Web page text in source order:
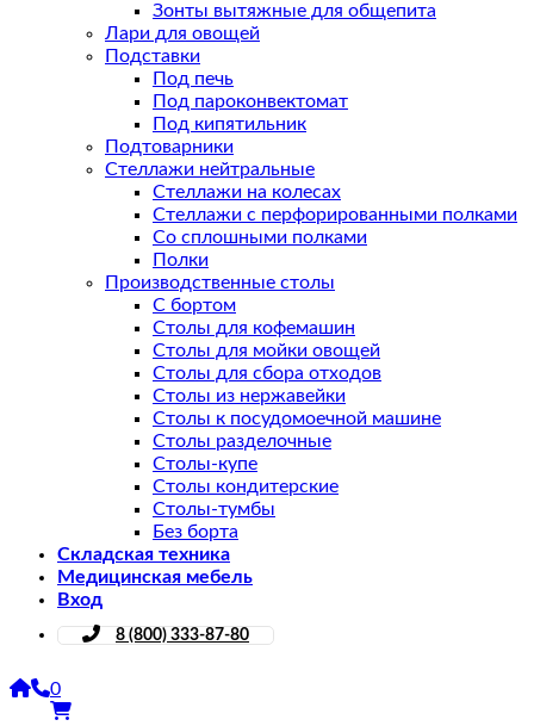
Зонты вытяжные для общепита
Лари для овощей
Подставки
Под печь
Под пароконвектомат
Под кипятильник
Подтоварники
Стеллажи нейтральные
Стеллажи на колесах
Стеллажи с перфорированными полками
Со сплошными полками
Полки
Производственные столы
С бортом
Столы для кофемашин
Столы для мойки овощей
Столы для сбора отходов
Столы из нержавейки
Столы к посудомоечной машине
Столы разделочные
Столы-купе
Столы кондитерские
Столы-тумбы
Без борта
Складская техника
Медицинская мебель
Вход
8 (800) 333-87-80
0